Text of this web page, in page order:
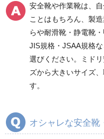
スニーカータイプ
一般作業安全靴・ウレ
タン底
短靴
中編上靴
半長靴
つま先保護性能なし
安全靴や作業靴は、
ことはもちろん、製
らや耐滑靴・静電靴
JIS規格・JSAA規格
選びください。ミド
ズから大きいサイズ
す。
オシャレな安全靴